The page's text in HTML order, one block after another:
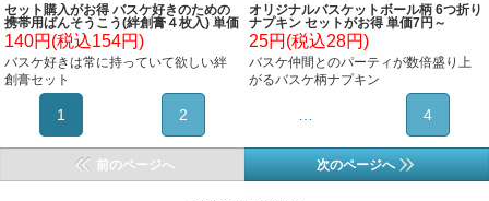
セット購入がお得 バスケ好きのための
携帯用ばんそうこう(絆創膏４枚入) 単価
100円～
140円(税込154円)
バスケ好きは常に持っていて欲しい絆
創膏セット
オリジナルバスケットボール柄 6つ折り
ナプキン セットがお得 単価7円～
25円(税込28円)
バスケ仲間とのパーティが数倍盛り上
がるバスケ柄ナプキン
1 2 … 4
前のページへ 次のページへ